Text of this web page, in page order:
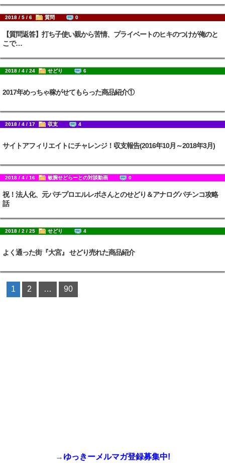
2018 / 5 / 6 質問 0
【質問返答】打ち子使い親から苦情、プライベートのヒキのつけが俺のと
こで…
2018 / 4 / 24 せどり 6
2017年めっちゃ稼がせてもらった商品紹介①
2018 / 4 / 17 収支 4
サイトアフィリエイトにチャレンジ！収支報告(2016年10月～2018年3月)
2018 / 4 / 16 敏腕せどらーとの対談動画 0
祝！法人化、元パチプロエルレボさんとのせどり＆アナログパチンコ攻略
話
2018 / 2 / 25 せどり 4
よく通った街『大宮』 せどり売れた商品紹介
1 2 … 90
→ ゆっきーメルマガ登録募集中!